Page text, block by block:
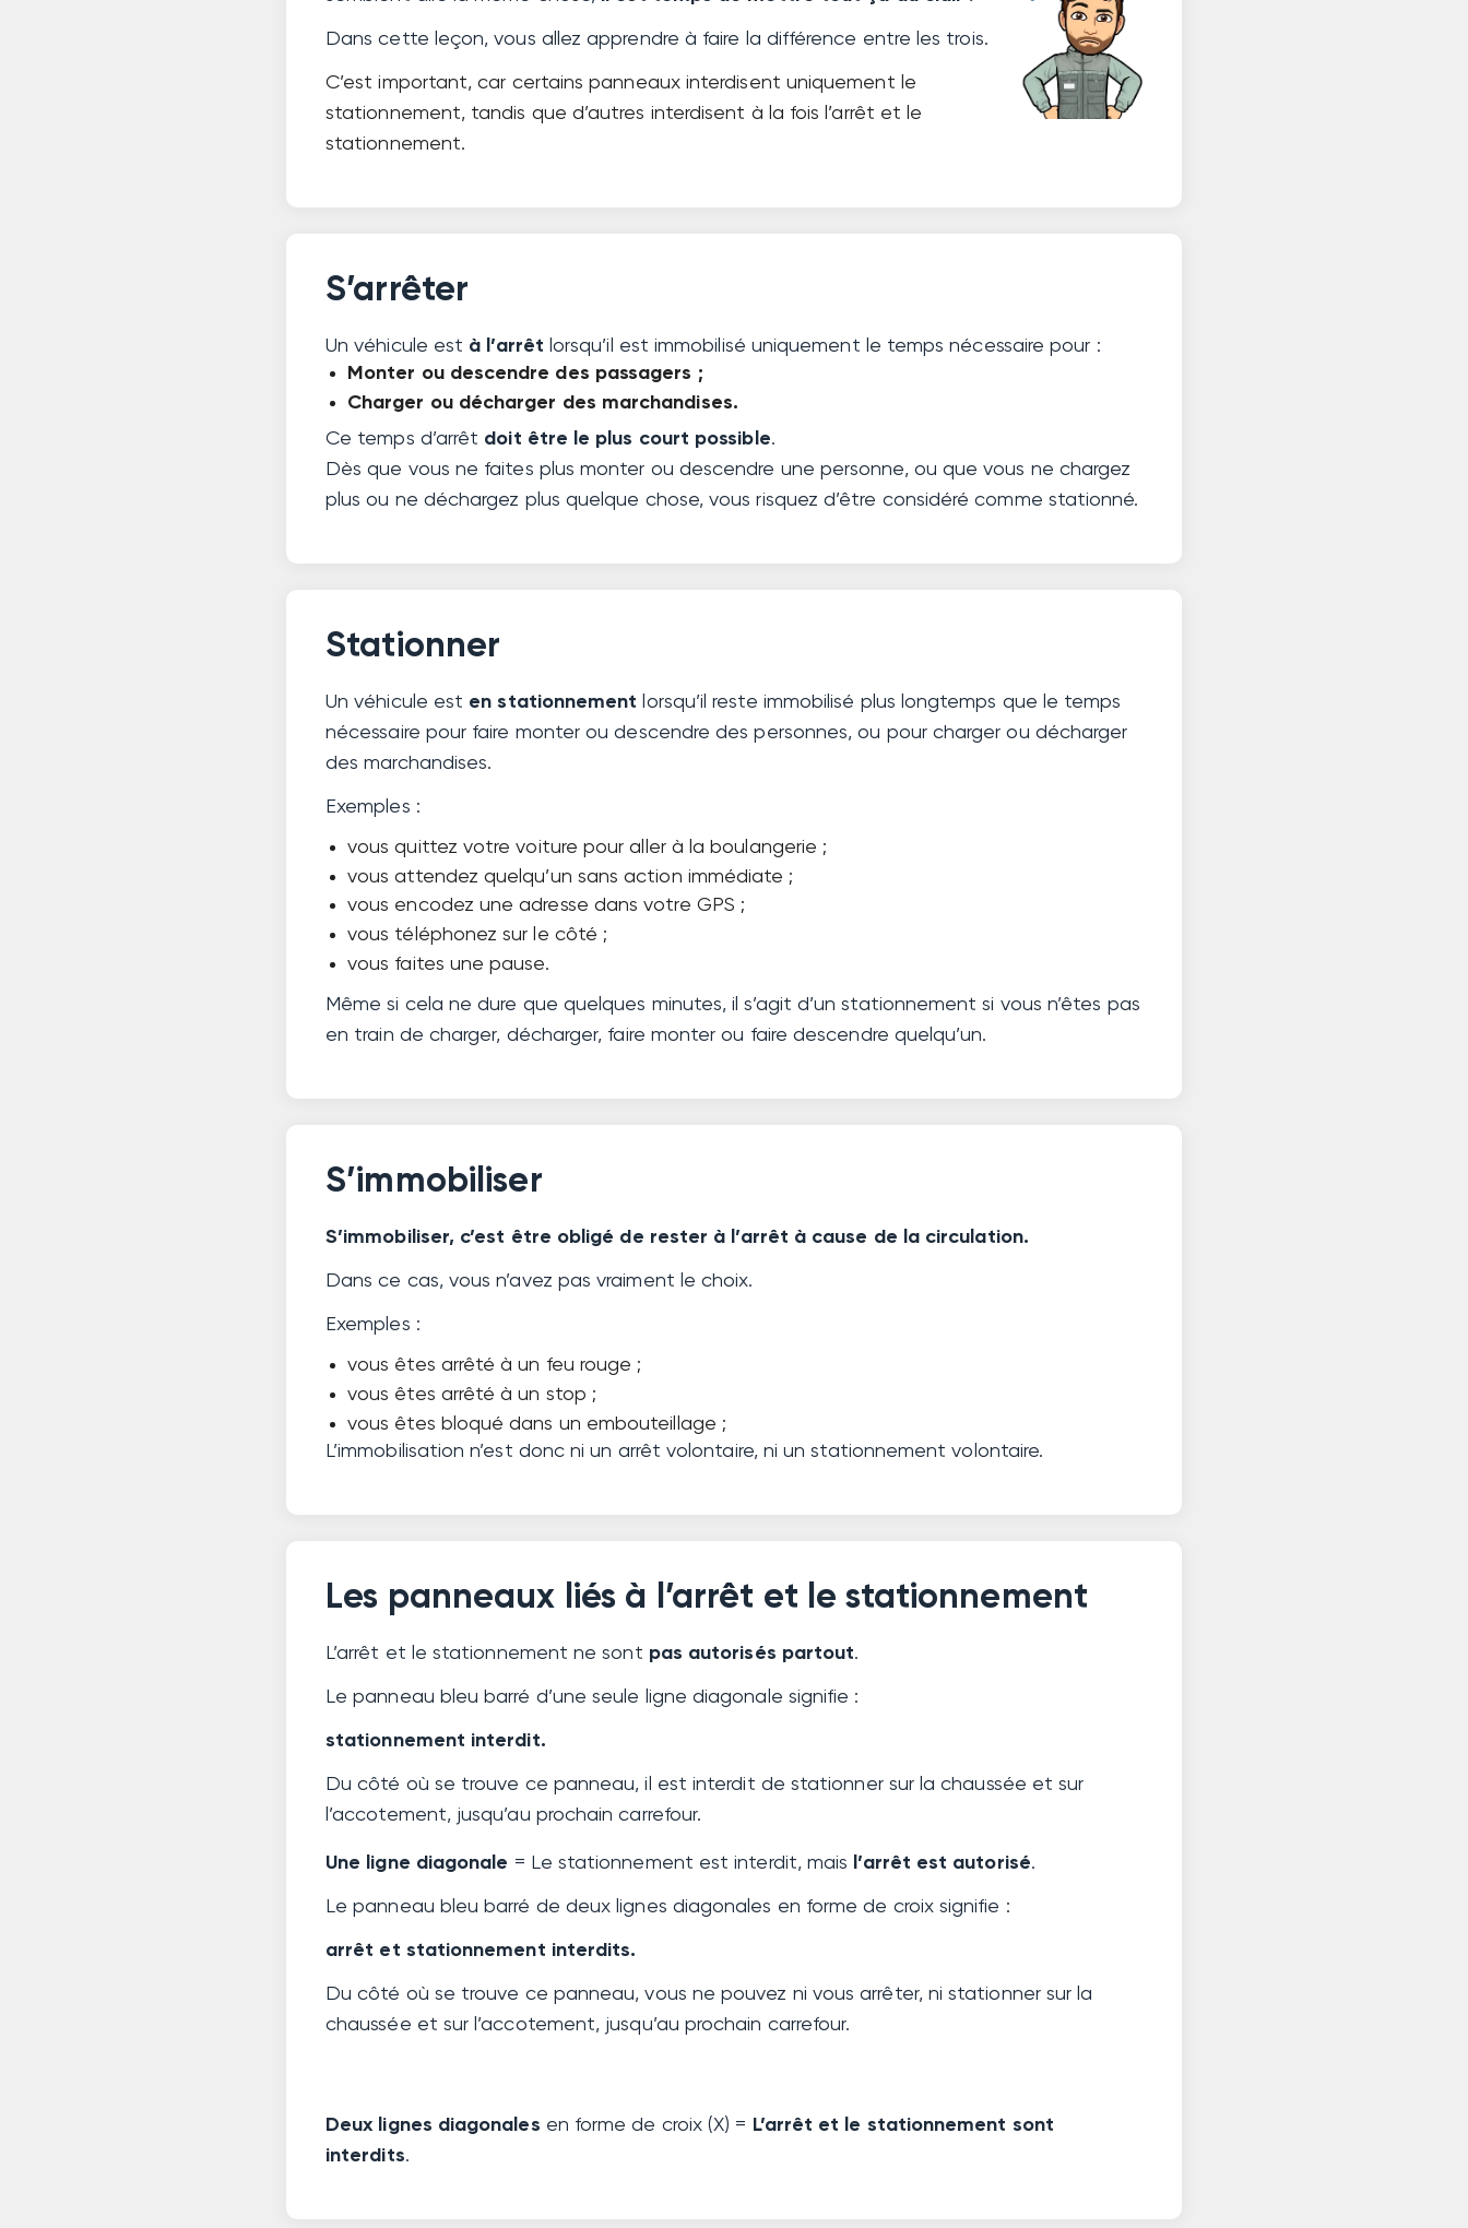
Dans cette leçon, vous allez apprendre à faire la différence entre les trois.
C’est important, car certains panneaux interdisent uniquement le
stationnement, tandis que d’autres interdisent à la fois l’arrêt et le
stationnement.
S’arrêter
Un véhicule est à l’arrêt lorsqu’il est immobilisé uniquement le temps nécessaire pour :
Monter ou descendre des passagers ;
Charger ou décharger des marchandises.
Ce temps d’arrêt doit être le plus court possible.
Dès que vous ne faites plus monter ou descendre une personne, ou que vous ne chargez
plus ou ne déchargez plus quelque chose, vous risquez d’être considéré comme stationné.
Stationner
Un véhicule est en stationnement lorsqu’il reste immobilisé plus longtemps que le temps
nécessaire pour faire monter ou descendre des personnes, ou pour charger ou décharger
des marchandises.
Exemples :
vous quittez votre voiture pour aller à la boulangerie ;
vous attendez quelqu’un sans action immédiate ;
vous encodez une adresse dans votre GPS ;
vous téléphonez sur le côté ;
vous faites une pause.
Même si cela ne dure que quelques minutes, il s’agit d’un stationnement si vous n’êtes pas
en train de charger, décharger, faire monter ou faire descendre quelqu’un.
S’immobiliser
S’immobiliser, c’est être obligé de rester à l’arrêt à cause de la circulation.
Dans ce cas, vous n’avez pas vraiment le choix.
Exemples :
vous êtes arrêté à un feu rouge ;
vous êtes arrêté à un stop ;
vous êtes bloqué dans un embouteillage ;
L’immobilisation n’est donc ni un arrêt volontaire, ni un stationnement volontaire.
Les panneaux liés à l’arrêt et le stationnement
L’arrêt et le stationnement ne sont pas autorisés partout.
Le panneau bleu barré d’une seule ligne diagonale signifie :
stationnement interdit.
Du côté où se trouve ce panneau, il est interdit de stationner sur la chaussée et sur
l’accotement, jusqu’au prochain carrefour.
Une ligne diagonale = Le stationnement est interdit, mais l’arrêt est autorisé.
Le panneau bleu barré de deux lignes diagonales en forme de croix signifie :
arrêt et stationnement interdits.
Du côté où se trouve ce panneau, vous ne pouvez ni vous arrêter, ni stationner sur la
chaussée et sur l’accotement, jusqu’au prochain carrefour.
Deux lignes diagonales en forme de croix (X) = L’arrêt et le stationnement sont
interdits.